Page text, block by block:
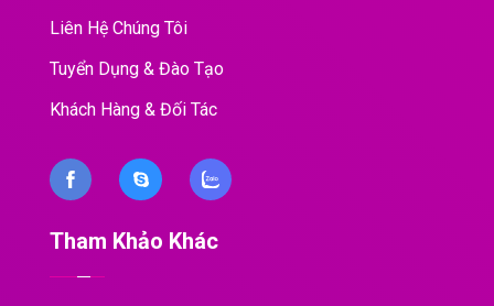
Liên Hệ Chúng Tôi
Tuyển Dụng & Đào Tạo
Khách Hàng & Đối Tác
Tham Khảo Khác